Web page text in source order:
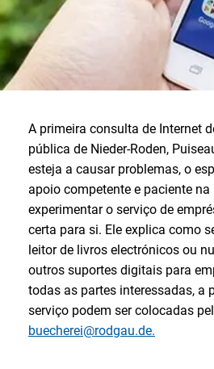
A primeira consulta de Internet
pública de Nieder-Roden,
esteja a causar problemas, o
apoio competente e paciente
experimentar o serviço de
certa para si. Ele explica como
leitor de livros electrónicos ou
outros suportes digitais para
todas as partes interessadas, a
serviço podem ser colocadas
buecherei@rodgau.de.